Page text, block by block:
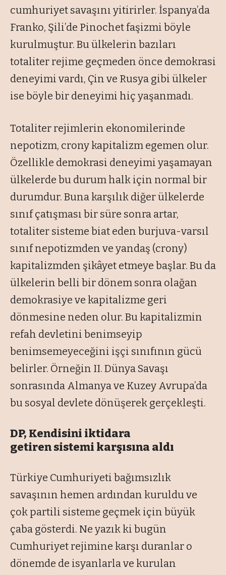
cumhuriyet savaşını yitirirler. İspanya’da
Franko, Şili’de Pinochet faşizmi böyle
kurulmuştur. Bu ülkelerin bazıları
totaliter rejime geçmeden önce demokrasi
deneyimi vardı, Çin ve Rusya gibi ülkeler
ise böyle bir deneyimi hiç yaşanmadı.
Totaliter rejimlerin ekonomilerinde
nepotizm, crony kapitalizm egemen olur.
Özellikle demokrasi deneyimi yaşamayan
ülkelerde bu durum halk için normal bir
durumdur. Buna karşılık diğer ülkelerde
sınıf çatışması bir süre sonra artar,
totaliter sisteme biat eden burjuva-varsıl
sınıf nepotizmden ve yandaş (crony)
kapitalizmden şikâyet etmeye başlar. Bu da
ülkelerin belli bir dönem sonra olağan
demokrasiye ve kapitalizme geri
dönmesine neden olur. Bu kapitalizmin
refah devletini benimseyip
benimsemeyeceğini işçi sınıfının gücü
belirler. Örneğin II. Dünya Savaşı
sonrasında Almanya ve Kuzey Avrupa’da
bu sosyal devlete dönüşerek gerçekleşti.
DP, Kendisini iktidara
getiren sistemi karşısına aldı
Türkiye Cumhuriyeti bağımsızlık
savaşının hemen ardından kuruldu ve
çok partili sisteme geçmek için büyük
çaba gösterdi. Ne yazık ki bugün
Cumhuriyet rejimine karşı duranlar o
dönemde de isyanlarla ve kurulan